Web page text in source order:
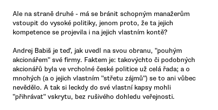
Ale na straně druhé - má se bránit schopným manažerům
vstoupit do vysoké politiky, jenom proto, že ta jejich
kompetence se projevila i na jejich vlastním kontě?
Andrej Babiš je teď, jak uvedl na svou obranu, "pouhým
akcionářem" své firmy. Faktem je: takovýchto či podobných
akcionářů byla ve vrcholné české politice už celá řada; a o
mnohých (a o jejich vlastním "střetu zájmů") se to ani vůbec
nevědělo. A tak si leckdy do své vlastní kapsy mohli
"přihrávat" vskrytu, bez rušivého dohledu veřejnosti.